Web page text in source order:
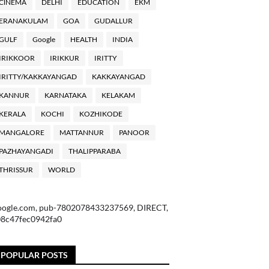
DELHI EDUCATION EKM
GOA GUDALLUR
Google HEALTH INDIA
IRIKKUR IRITTY
KAKKAYANGAD KAKKAYANGAD
KARNATAKA KELAKAM
KOCHI KOZHIKODE
MATTANNUR PANOOR
THALIPPARABA
WORLD
pub-7802078433237569, DIRECT,
POPULAR POSTS